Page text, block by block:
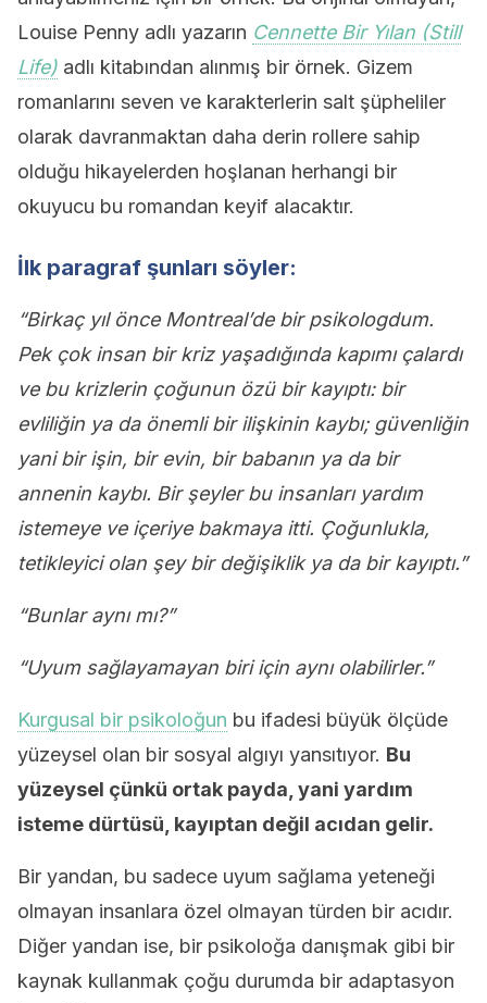
Louise Penny adlı yazarın Cennette Bir Yılan (Still
Life) adlı kitabından alınmış bir örnek. Gizem
romanlarını seven ve karakterlerin salt şüpheliler
olarak davranmaktan daha derin rollere sahip
olduğu hikayelerden hoşlanan herhangi bir
okuyucu bu romandan keyif alacaktır.
İlk paragraf şunları söyler:
“Birkaç yıl önce Montreal’de bir psikologdum.
Pek çok insan bir kriz yaşadığında kapımı çalardı
ve bu krizlerin çoğunun özü bir kayıptı: bir
evliliğin ya da önemli bir ilişkinin kaybı; güvenliğin
yani bir işin, bir evin, bir babanın ya da bir
annenin kaybı. Bir şeyler bu insanları yardım
istemeye ve içeriye bakmaya itti. Çoğunlukla,
tetikleyici olan şey bir değişiklik ya da bir kayıptı.”
“Bunlar aynı mı?”
“Uyum sağlayamayan biri için aynı olabilirler.”
Kurgusal bir psikoloğun bu ifadesi büyük ölçüde
yüzeysel olan bir sosyal algıyı yansıtıyor. Bu
yüzeysel çünkü ortak payda, yani yardım
isteme dürtüsü, kayıptan değil acıdan gelir.
Bir yandan, bu sadece uyum sağlama yeteneği
olmayan insanlara özel olmayan türden bir acıdır.
Diğer yandan ise, bir psikoloğa danışmak gibi bir
kaynak kullanmak çoğu durumda bir adaptasyon